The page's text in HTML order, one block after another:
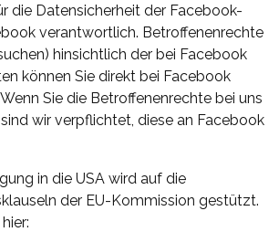
die Datensicherheit der Facebook-
verantwortlich. Betroffenenrechte
hinsichtlich der bei Facebook
können Sie direkt bei Facebook
Sie die Betroffenenrechte bei uns
wir verpflichtet, diese an Facebook
in die USA wird auf die
der EU-Kommission gestützt.